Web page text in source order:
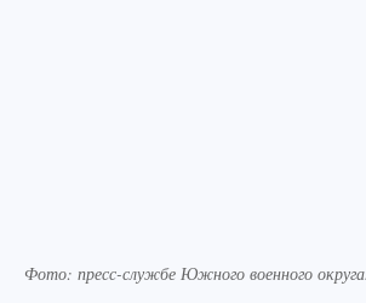
Фото: пресс-службе Южного военного округа.